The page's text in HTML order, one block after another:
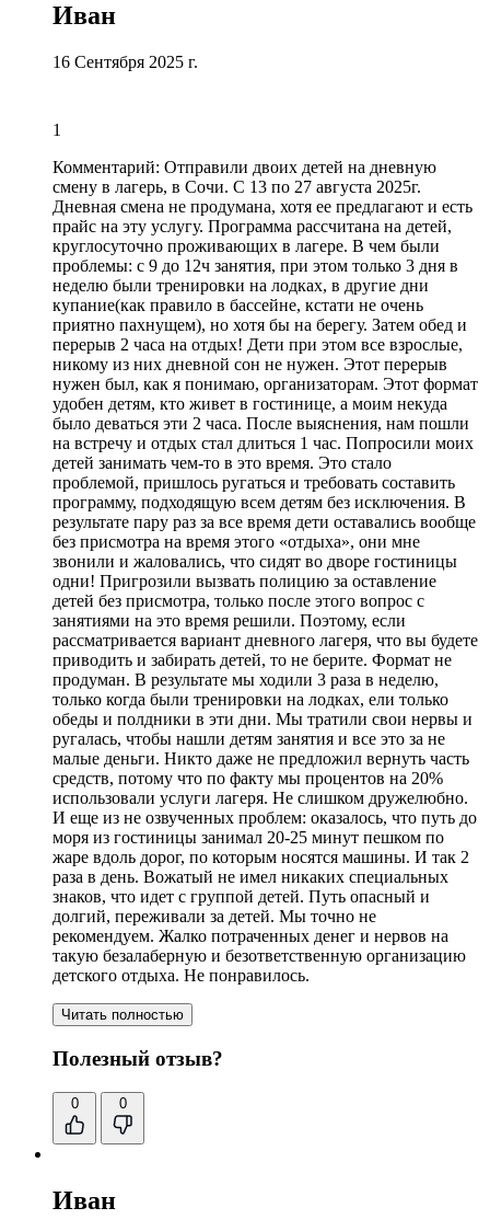
Иван
16 Сентября 2025 г.
1
Комментарий: Отправили двоих детей на дневную
смену в лагерь, в Сочи. С 13 по 27 августа 2025г.
Дневная смена не продумана, хотя ее предлагают и есть
прайс на эту услугу. Программа рассчитана на детей,
круглосуточно проживающих в лагере. В чем были
проблемы: с 9 до 12ч занятия, при этом только 3 дня в
неделю были тренировки на лодках, в другие дни
купание(как правило в бассейне, кстати не очень
приятно пахнущем), но хотя бы на берегу. Затем обед и
перерыв 2 часа на отдых! Дети при этом все взрослые,
никому из них дневной сон не нужен. Этот перерыв
нужен был, как я понимаю, организаторам. Этот формат
удобен детям, кто живет в гостинице, а моим некуда
было деваться эти 2 часа. После выяснения, нам пошли
на встречу и отдых стал длиться 1 час. Попросили моих
детей занимать чем-то в это время. Это стало
проблемой, пришлось ругаться и требовать составить
программу, подходящую всем детям без исключения. В
результате пару раз за все время дети оставались вообще
без присмотра на время этого «отдыха», они мне
звонили и жаловались, что сидят во дворе гостиницы
одни! Пригрозили вызвать полицию за оставление
детей без присмотра, только после этого вопрос с
занятиями на это время решили. Поэтому, если
рассматривается вариант дневного лагеря, что вы будете
приводить и забирать детей, то не берите. Формат не
продуман. В результате мы ходили 3 раза в неделю,
только когда были тренировки на лодках, ели только
обеды и полдники в эти дни. Мы тратили свои нервы и
ругалась, чтобы нашли детям занятия и все это за не
малые деньги. Никто даже не предложил вернуть часть
средств, потому что по факту мы процентов на 20%
использовали услуги лагеря. Не слишком дружелюбно.
И еще из не озвученных проблем: оказалось, что путь до
моря из гостиницы занимал 20-25 минут пешком по
жаре вдоль дорог, по которым носятся машины. И так 2
раза в день. Вожатый не имел никаких специальных
знаков, что идет с группой детей. Путь опасный и
долгий, переживали за детей. Мы точно не
рекомендуем. Жалко потраченных денег и нервов на
такую безалаберную и безответственную организацию
детского отдыха. Не понравилось.
Читать полностью
Полезный отзыв?
0 0
Иван